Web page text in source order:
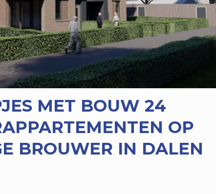
MET BOUW 24
OP
BROUWER IN DALEN